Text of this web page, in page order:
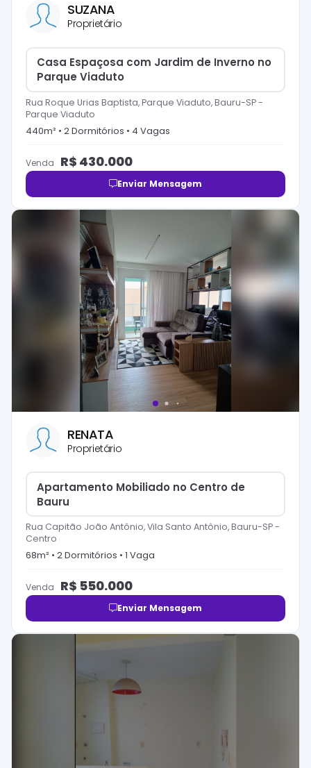
SUZANA
Proprietário
Casa Espaçosa com Jardim de Inverno no
Parque Viaduto
Rua Roque Urias Baptista, Parque Viaduto, Bauru-SP-
Parque Viaduto
440m² • 2Dormitórios • 4 Vagas
Venda R$ 430.000
Enviar Mensagem
RENATA
Proprietário
Apartamento Mobiliado no Centro de
Bauru
Rua Capitão João Antônio, Vila Santo Antônio, Bauru-SP-
Centro
68m² • 2Dormitórios • 1 Vaga
Venda R$ 550.000
Enviar Mensagem